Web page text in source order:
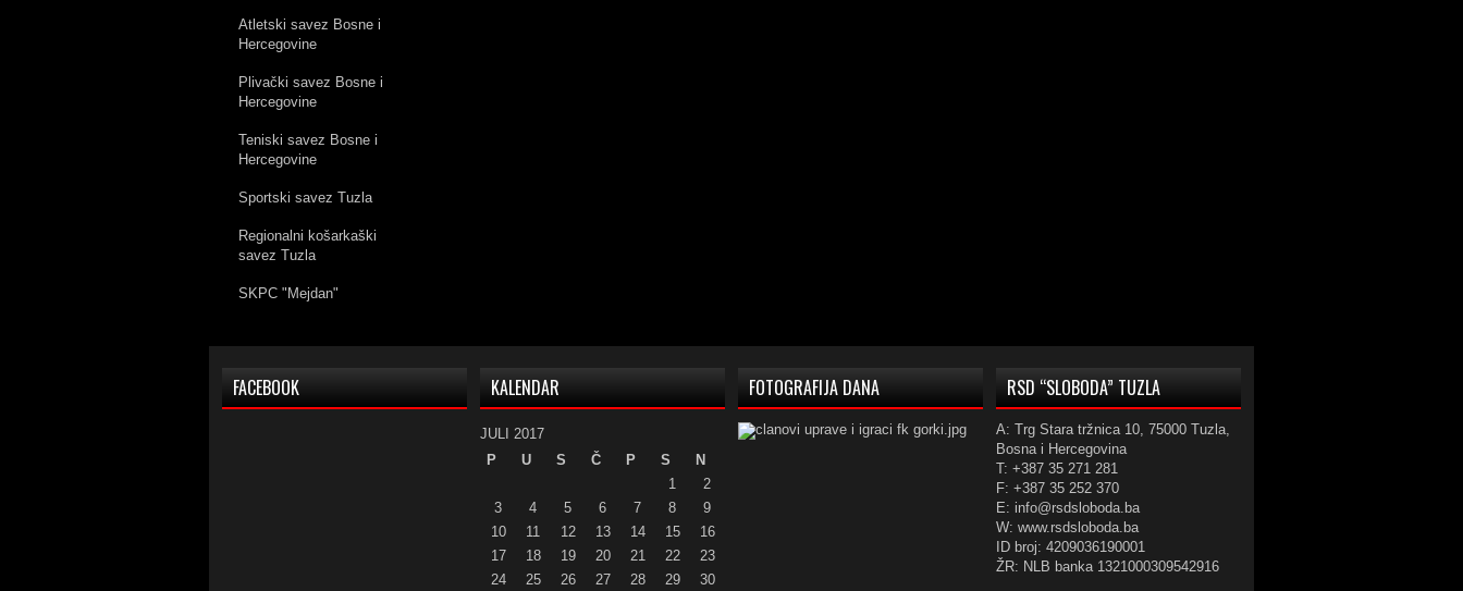
Atletski savez Bosne i
Hercegovine
Plivački savez Bosne i
Hercegovine
Teniski savez Bosne i
Hercegovine
Sportski savez Tuzla
Regionalni košarkaški
savez Tuzla
SKPC "Mejdan"
FACEBOOK KALENDAR
JULI 2017
P
U S Č P S
N
1
2
3
4 5 6 7 8
9
10
11 12 13 14 15
16
17
18 19 20 21 22
23
24
25 26 27 28 29 30
FOTOGRAFIJA DANA RSD “SLOBODA” TUZLA
A: Trg Stara tržnica 10, 75000 Tuzla,
Bosna i Hercegovina
T: +387 35 271 281
F: +387 35 252 370
E: info@rsdsloboda.ba
W: www.rsdsloboda.ba
ID broj: 4209036190001
ŽR: NLB banka 1321000309542916